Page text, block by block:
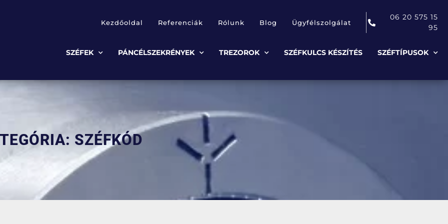
Kezdőoldal Referenciák Rólunk Blog Ügyfélszolgálat
06 20 575 15
95
SZÉFEK PÁNCÉLSZEKRÉNYEK TREZOROK SZÉFKULCS KÉSZÍTÉS SZÉFTÍPUSOK
SZÉFKÓD